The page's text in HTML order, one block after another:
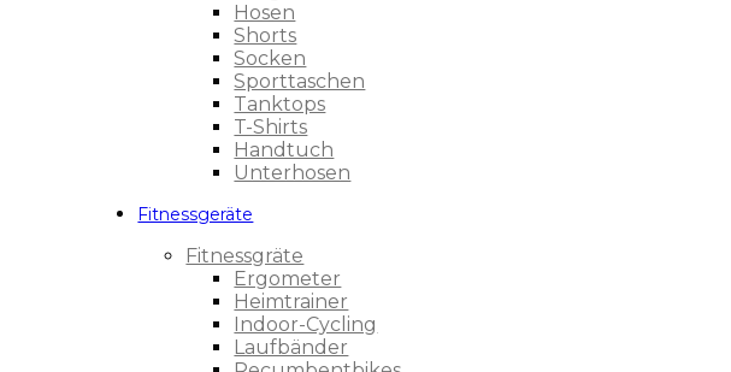
Hosen
Shorts
Socken
Sporttaschen
Tanktops
T-Shirts
Handtuch
Unterhosen
Fitnessgeräte
Fitnessgräte
Ergometer
Heimtrainer
Indoor-Cycling
Laufbänder